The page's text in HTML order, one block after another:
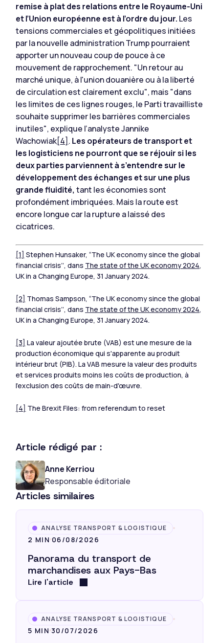
Article rédigé par :
Anne Kerriou
Responsable éditoriale
Articles similaires
ANALYSE TRANSPORT & LOGISTIQUE
2 MIN 06/08/2026
Panorama du transport de
marchandises aux Pays-Bas
Lire l'article
ANALYSE TRANSPORT & LOGISTIQUE
5 MIN 30/07/2026
remise à plat des relations entre le Royaume-Uni
et l’Union européenne est à l’ordre du jour. Les
tensions commerciales et géopolitiques initiées
par la nouvelle administration Trump pourraient
apporter un nouveau coup de pouce à ce
mouvement de rapprochement. "Un retour au
marché unique, à l'union douanière ou à la liberté
de circulation est clairement exclu", mais "dans
les limites de ces lignes rouges, le Parti travailliste
souhaite supprimer les barrières commerciales
inutiles", explique l’analyste Jannike
Wachowiak[4]. Les opérateurs de transport et
les logisticiens ne pourront que se réjouir si les
deux parties parviennent à s’entendre sur le
développement des échanges et sur une plus
grande fluidité, tant les économies sont
profondément imbriquées. Mais la route est
encore longue car la rupture a laissé des
cicatrices.
[1] Stephen Hunsaker, “The UK economy since the global
financial crisis’’, dans The state of the UK economy 2024,
UK in a Changing Europe, 31 January 2024.
[2] Thomas Sampson, “The UK economy since the global
financial crisis’’, dans The state of the UK economy 2024,
UK in a Changing Europe, 31 January 2024.
[3] La valeur ajoutée brute (VAB) est une mesure de la
production économique qui s'apparente au produit
intérieur brut (PIB). La VAB mesure la valeur des produits
et services produits moins les coûts de production, à
l'exclusion des coûts de main-d'œuvre.
[4] The Brexit Files: from referendum to reset